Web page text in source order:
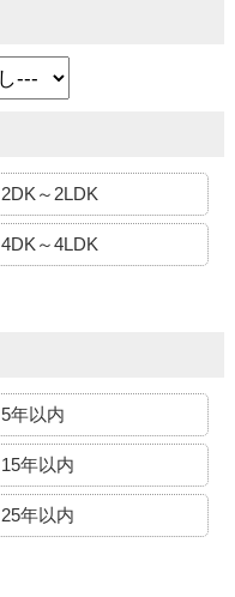
2DK～2LDK
4DK～4LDK
5年以内
15年以内
25年以内